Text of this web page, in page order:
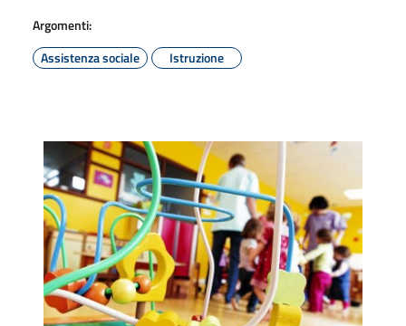
Argomenti:
Assistenza sociale
Istruzione